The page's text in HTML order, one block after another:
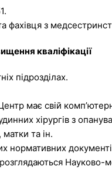
фахівця з
кваліфікації
підрозділах.
має свій
хірургів з
та ін.
нормативних
розглядаються